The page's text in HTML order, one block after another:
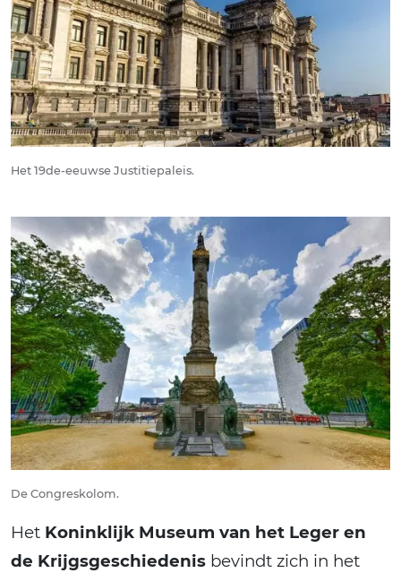
Het 19de-eeuwse Justitiepaleis.
De Congreskolom.
Het Koninklijk Museum van het Leger en
de Krijgsgeschiedenis bevindt zich in het